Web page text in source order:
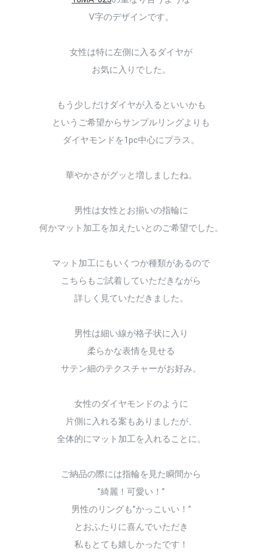
V字のデザインです。
女性は特に左側に入るダイヤが
お気に入りでした。
もう少しだけダイヤが入るといいかも
というご希望からサンプルリングよりも
ダイヤモンドを1pc中心にプラス。
華やかさがグッと増しましたね。
男性は女性とお揃いの指輪に
何かマット加工を加えたいとのご希望でした。
マット加工にもいくつか種類があるので
こちらもご試着していただきながら
詳しく見ていただきました。
男性は細い線が格子状に入り
柔らかな表情を見せる
サテン細のテクスチャーがお好み。
女性のダイヤモンドのように
片側に入れる案もありましたが、
全体的にマット加工を入れることに。
ご納品の際には指輪を見た瞬間から
”綺麗！可愛い！”
男性のリングも”かっこいい！”
とおふたりに喜んでいただき
私もとても嬉しかったです！